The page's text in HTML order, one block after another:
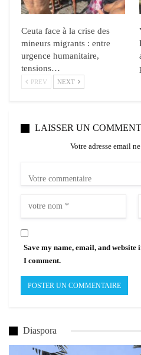
Ceuta face à la crise des
mineurs migrants : entre
urgence humanitaire,
tensions…
PREV NEXT
LAISSER UN
Votre adresse email
Save my name, email, and
I comment.
Diaspora